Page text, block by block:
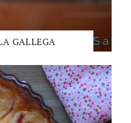
GALLEGA